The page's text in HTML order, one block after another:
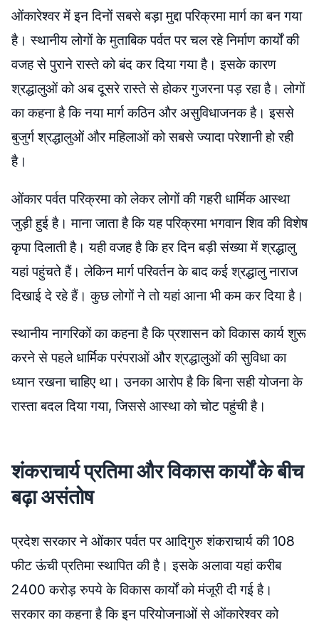
ओंकारेश्वर में इन दिनों सबसे बड़ा मुद्दा परिक्रमा मार्ग का बन गया
है। स्थानीय लोगों के मुताबिक पर्वत पर चल रहे निर्माण कार्यों की
वजह से पुराने रास्ते को बंद कर दिया गया है। इसके कारण
श्रद्धालुओं को अब दूसरे रास्ते से होकर गुजरना पड़ रहा है। लोगों
का कहना है कि नया मार्ग कठिन और असुविधाजनक है। इससे
बुजुर्ग श्रद्धालुओं और महिलाओं को सबसे ज्यादा परेशानी हो रही
है।
ओंकार पर्वत परिक्रमा को लेकर लोगों की गहरी धार्मिक आस्था
जुड़ी हुई है। माना जाता है कि यह परिक्रमा भगवान शिव की विशेष
कृपा दिलाती है। यही वजह है कि हर दिन बड़ी संख्या में श्रद्धालु
यहां पहुंचते हैं। लेकिन मार्ग परिवर्तन के बाद कई श्रद्धालु नाराज
दिखाई दे रहे हैं। कुछ लोगों ने तो यहां आना भी कम कर दिया है।
स्थानीय नागरिकों का कहना है कि प्रशासन को विकास कार्य शुरू
करने से पहले धार्मिक परंपराओं और श्रद्धालुओं की सुविधा का
ध्यान रखना चाहिए था। उनका आरोप है कि बिना सही योजना के
रास्ता बदल दिया गया, जिससे आस्था को चोट पहुंची है।
शंकराचार्य प्रतिमा और विकास कार्यों के बीच
बढ़ा असंतोष
प्रदेश सरकार ने ओंकार पर्वत पर आदिगुरु शंकराचार्य की 108
फीट ऊंची प्रतिमा स्थापित की है। इसके अलावा यहां करीब
2400 करोड़ रुपये के विकास कार्यों को मंजूरी दी गई है।
सरकार का कहना है कि इन परियोजनाओं से ओंकारेश्वर को